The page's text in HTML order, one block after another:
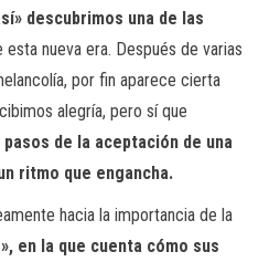
descubrimos una de las
esta nueva era. Después de varias
por fin aparece cierta
alegría, pero sí que
de la aceptación de una
ritmo que engancha.
hacia la importancia de la
en la que cuenta cómo sus